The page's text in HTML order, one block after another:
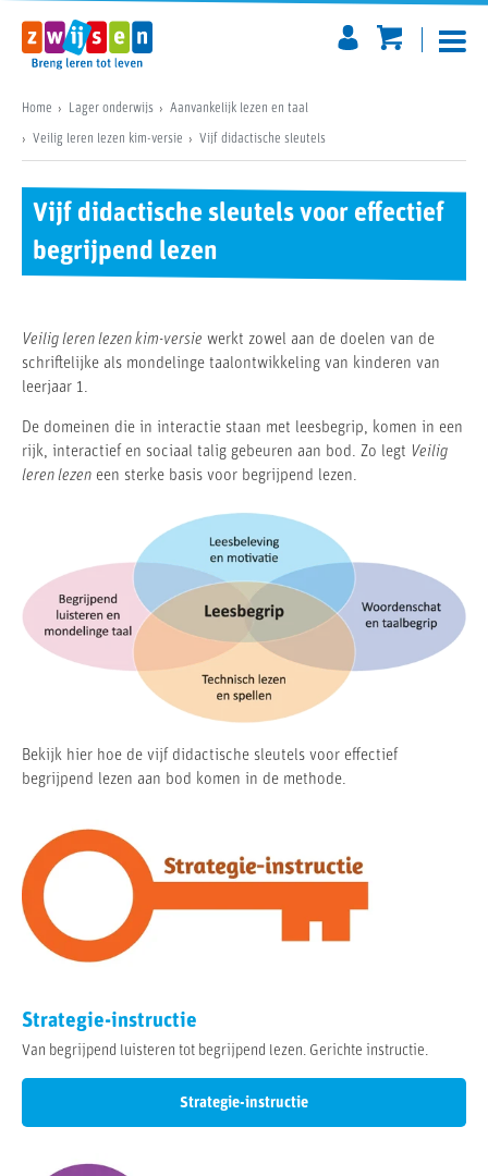
Home Lager onderwijs Aanvankelijk lezen en taal
Veilig leren lezen kim-versie Vijf didactische sleutels
Vijf didactische sleutels voor effectief
begrijpend lezen
Veilig leren lezen kim-versie werkt zowel aan de doelen van de
schriftelijke als mondelinge taalontwikkeling van kinderen van
leerjaar 1.
De domeinen die in interactie staan met leesbegrip, komen in een
rijk, interactief en sociaal talig gebeuren aan bod. Zo legt Veilig
leren lezen een sterke basis voor begrijpend lezen.
Bekijk hier hoe de vijf didactische sleutels voor effectief
begrijpend lezen aan bod komen in de methode.
Strategie-instructie
Van begrijpend luisteren tot begrijpend lezen. Gerichte instructie.
Strategie-instructie